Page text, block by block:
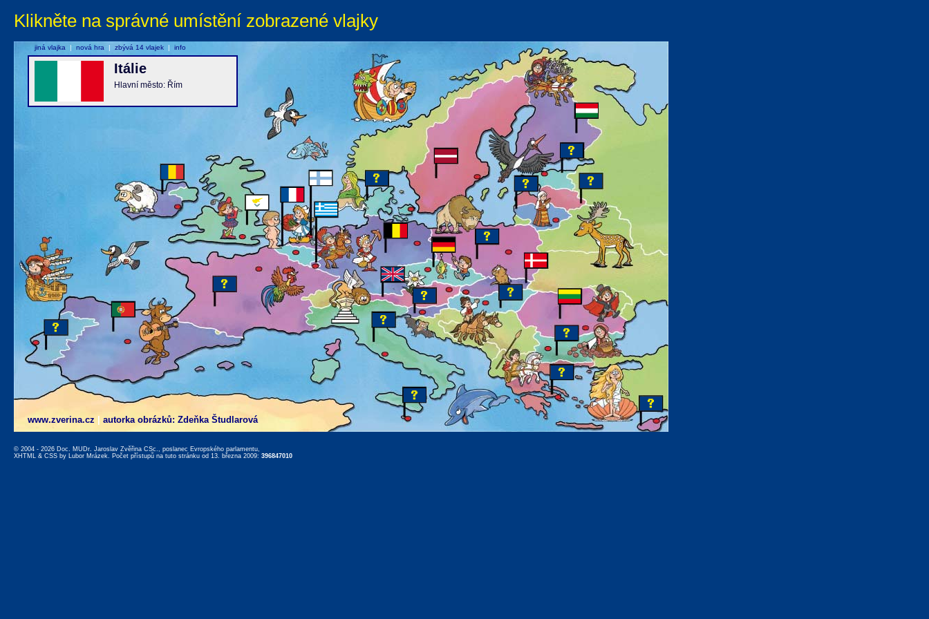
Klikněte na správné umístění zobrazené vlajky
www.zverina.cz autorka obrázků: Zdeňka Študlarová
Itálie
Hlavní město: Řím
jiná vlajka | nová hra | zbývá 14 vlajek | info
© 2004 - 2026 Doc. MUDr. Jaroslav Zvěřina CSc., poslanec Evropského parlamentu,
XHTML & CSS by Lubor Mrázek. Počet přístupů na tuto stránku od 13. března 2009: 396847010